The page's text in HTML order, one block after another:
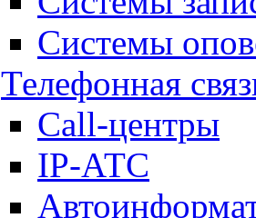
Системы
Телефонная
Call-центры
IP-АТС